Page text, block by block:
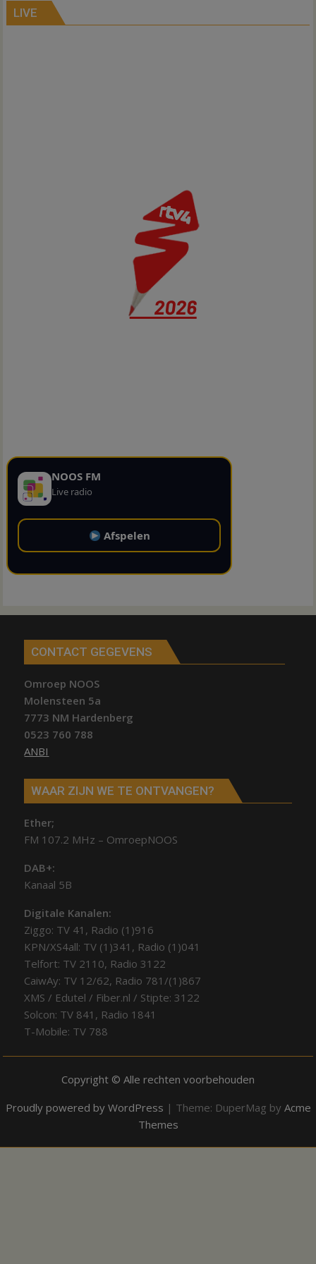
Gramsbergen
LIVE
NOOS FM
Live radio
Afspelen
CONTACT GEGEVENS
Omroep NOOS
Molensteen 5a
7773 NM Hardenberg
0523 760 788
ANBI
WAAR ZIJN WE TE ONTVANGEN?
Ether;
FM 107.2 MHz – OmroepNOOS
DAB+:
Kanaal 5B
Digitale Kanalen:
Ziggo: TV 41, Radio (1)916
KPN/XS4all: TV (1)341, Radio (1)041
Telfort: TV 2110, Radio 3122
CaiwAy: TV 12/62, Radio 781/(1)867
XMS / Edutel / Fiber.nl / Stipte: 3122
Solcon: TV 841, Radio 1841
T-Mobile: TV 788
Copyright © Alle rechten voorbehouden
Proudly powered by WordPress | Theme: DuperMag by Acme
Themes